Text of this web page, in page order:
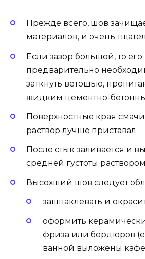
Прежде всего, шов
материалов, и очень
Если зазор большой, то его
предварительно
заткнуть ветошью,
жидким цементно-
Поверхностные края
раствор лучше приставал.
После стык заливается и
средней густоты
Высохший шов следует
зашпаклевать и
оформить
фриза или бордюров
ванной выложены